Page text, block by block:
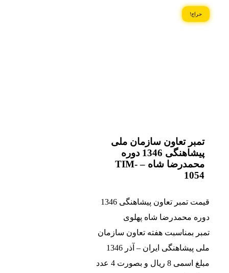
حراج!
تمبر تعاون سازمان ملی
پیشاهنگی 1346 دوره
محمدرضا شاه – TIM-
1054
قیمت تمبر تعاون پیشاهنگی 1346
دوره محمدرضا شاه پهلوی
تمبر بمناسبت هفته تعاون سازمان
ملی پیشاهنگی ایران – آذر 1346
مبلغ اسمی 8 ریال و بصورت 4 عدد